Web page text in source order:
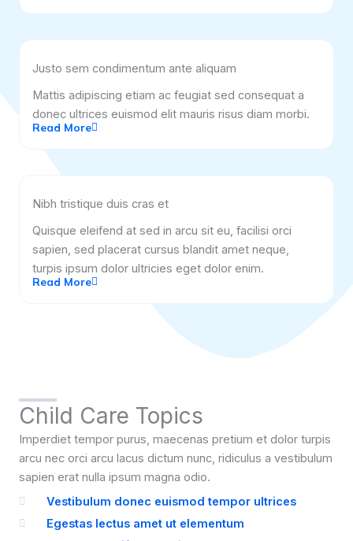
Justo sem condimentum ante aliquam
Mattis adipiscing etiam ac feugiat sed consequat a
donec ultrices euismod elit mauris risus diam morbi.
Read More
Nibh tristique duis cras et
Quisque eleifend at sed in arcu sit eu, facilisi orci
sapien, sed placerat cursus blandit amet neque,
turpis ipsum dolor ultricies eget dolor enim.
Read More
Child Care Topics
Imperdiet tempor purus, maecenas pretium et dolor turpis
arcu nec orci arcu lacus dictum nunc, ridiculus a vestibulum
sapien erat nulla ipsum magna odio.
Vestibulum donec euismod tempor ultrices
Egestas lectus amet ut elementum